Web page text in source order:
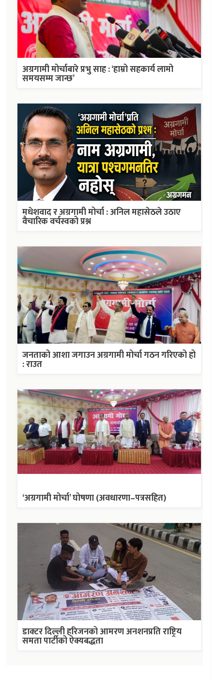
अग्रगामी मोर्चाबारे प्रभु साह : ‘हाम्रो सहकार्य लामो
समयसम्म जान्छ’
मधेशवाद र अग्रगामी मोर्चा : अनिल महासेठले उठाए
वैचारिक वर्चस्वको प्रश्न
जनताको आशा जगाउन अग्रगामी मोर्चा गठन गरिएको हो
: राउत
‘अग्रगामी मोर्चा’ घोषणा (अवधारणा–पत्रसहित)
डाक्टर दिल्ली हरिजनको आमरण अनशनप्रति राष्ट्रिय
समता पार्टीको ऐक्यबद्धता